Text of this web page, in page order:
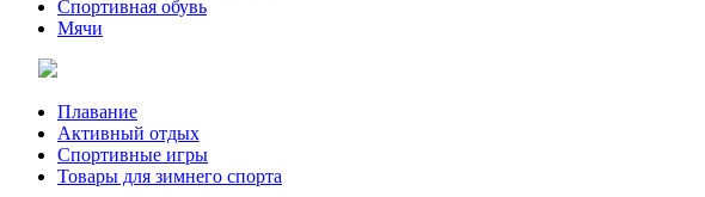
Спортивная обувь
Мячи
Плавание
Активный отдых
Спортивные игры
Товары для зимнего спорта